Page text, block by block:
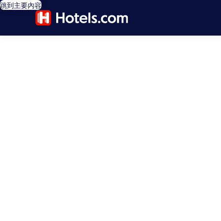
跳到主要內容